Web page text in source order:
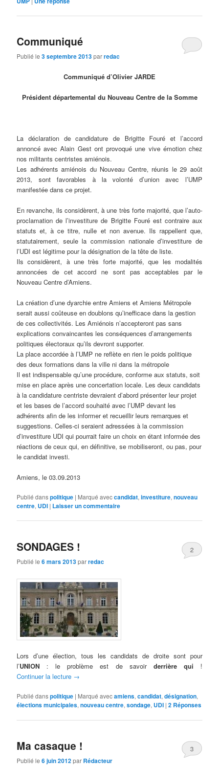
Communiqué
Publié le3 septembre 2013parredac
Communiqué d’Olivier JARDE
Président départemental du Nouveau Centre de la Somme
La déclaration de candidature de Brigitte Fouré et l’accord
annoncé avec Alain Gest ont provoqué une vive émotion chez
nos militants centristes amiénois.
Les adhérents amiénois du Nouveau Centre, réunis le 29 août
2013, sont favorables à la volonté d’union avec l’UMP
manifestée dans ce projet.
En revanche, ils considèrent, à une très forte majorité, que l’auto-
proclamation de l’investiture de Brigitte Fouré est contraire aux
statuts et, à ce titre, nulle et non avenue. Ils rappellent que,
statutairement, seule la commission nationale d’investiture de
l’UDI est légitime pour la désignation de la tête de liste.
Ils considèrent, à une très forte majorité, que les modalités
annoncées de cet accord ne sont pas acceptables par le
Nouveau Centre d’Amiens.
La création d’une dyarchie entre Amiens et Amiens Métropole
serait aussi coûteuse en doublons qu’inefficace dans la gestion
de ces collectivités. Les Amiénois n’accepteront pas sans
explications convaincantes les conséquences d’arrangements
politiques électoraux qu’ils devront supporter.
La place accordée à l’UMP ne reflète en rien le poids politique
des deux formations dans la ville ni dans la métropole
Il est indispensable qu’une procédure, conforme aux statuts, soit
mise en place après une concertation locale. Les deux candidats
à la candidature centriste devraient d’abord présenter leur projet
et les bases de l’accord souhaité avec l’UMP devant les
adhérents afin de les informer et recueillir leurs remarques et
suggestions. Celles-ci seraient adressées à la commission
d’investiture UDI qui pourrait faire un choix en étant informée des
réactions de ceux qui, en définitive, se mobiliseront, ou pas, pour
le candidat investi.
Amiens, le 03.09.2013
Publié danspolitique | Marqué aveccandidat,investiture,nouveau
centre, UDI | Laisser un commentaire
SONDAGES !
Publié le6 mars 2013parredac
2
Lors d’une élection, tous les candidats de droite sont pour
l’UNION : le problème est de savoir derrière qui !
Continuer la lecture →
Publié danspolitique | Marqué avecamiens,candidat,désignation,
élections municipales,nouveau centre,sondage, UDI |2 Réponses
Ma casaque !
Publié le6 juin 2012par Rédacteur
3